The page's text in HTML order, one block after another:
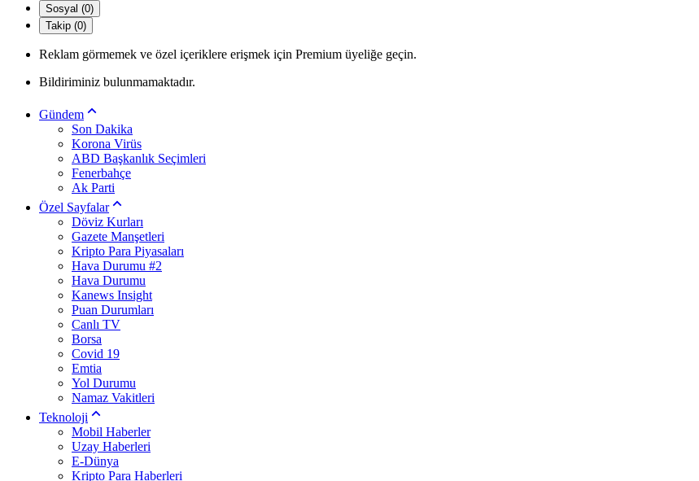
Sosyal (0)
Takip (0)
Reklam görmemek ve özel içeriklere erişmek için Premium üyeliğe geçin.
Bildiriminiz bulunmamaktadır.
Gündem
Son Dakika
Korona Virüs
ABD Başkanlık Seçimleri
Fenerbahçe
Ak Parti
Özel Sayfalar
Döviz Kurları
Gazete Manşetleri
Kripto Para Piyasaları
Hava Durumu #2
Hava Durumu
Kanews Insight
Puan Durumları
Canlı TV
Borsa
Covid 19
Emtia
Yol Durumu
Namaz Vakitleri
Teknoloji
Mobil Haberler
Uzay Haberleri
E-Dünya
Kripto Para Haberleri